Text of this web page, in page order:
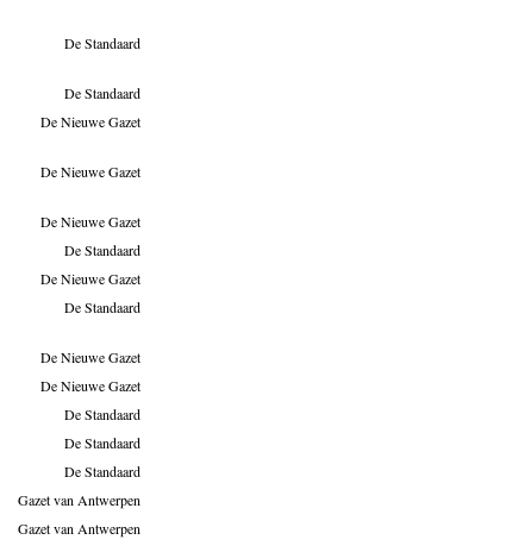
De Standaard
De Standaard
De Nieuwe Gazet
De Nieuwe Gazet
De Nieuwe Gazet
De Standaard
De Nieuwe Gazet
De Standaard
De Nieuwe Gazet
De Nieuwe Gazet
De Standaard
De Standaard
De Standaard
Gazet van Antwerpen
Gazet van Antwerpen